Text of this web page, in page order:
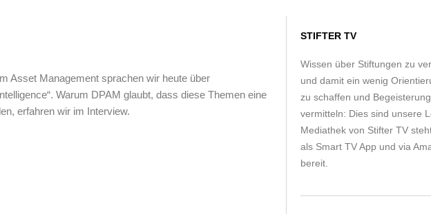
Asset Management sprachen wir heute über
Warum DPAM glaubt, dass diese Themen eine
erfahren wir im Interview.
STIFTER TV
Wissen über Stiftungen zu
und damit ein wenig
zu schaffen und
vermitteln: Dies sind unsere
Mediathek von Stifter TV
als Smart TV App und via
bereit.